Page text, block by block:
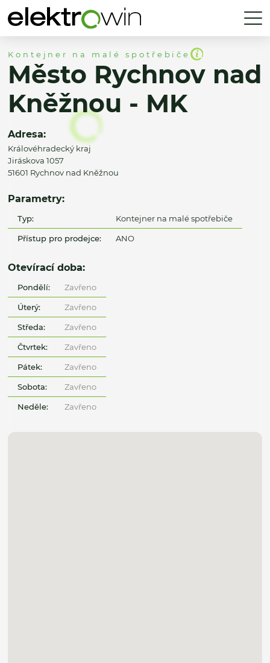
Kontejner na malé spotřebiče
Město Rychnov nad
Kněžnou - MK
Adresa:
Královéhradecký kraj
Jiráskova 1057
51601 Rychnov nad Kněžnou
Parametry:
Typ: Kontejner na malé spotřebiče
Přístup pro prodejce: ANO
Otevírací doba:
Pondělí: Zavřeno
Úterý: Zavřeno
Středa: Zavřeno
Čtvrtek: Zavřeno
Pátek: Zavřeno
Sobota: Zavřeno
Neděle: Zavřeno